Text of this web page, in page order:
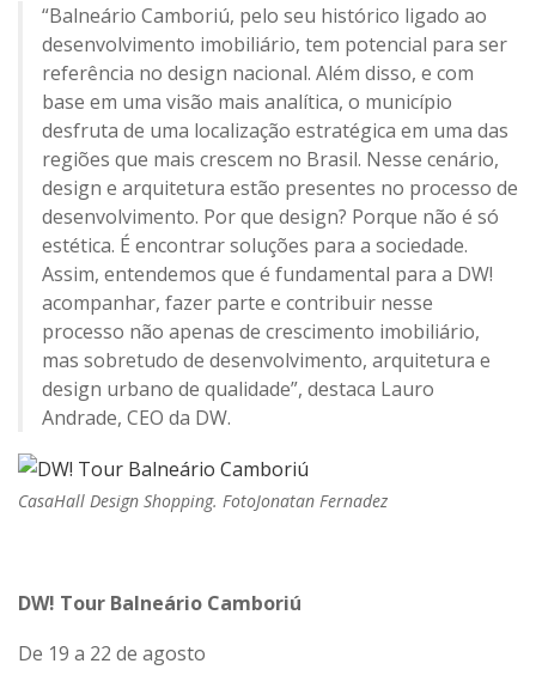
“Balneário Camboriú, pelo seu histórico ligado ao
desenvolvimento imobiliário, tem potencial para ser
referência no design nacional. Além disso, e com
base em uma visão mais analítica, o município
desfruta de uma localização estratégica em uma das
regiões que mais crescem no Brasil. Nesse cenário,
design e arquitetura estão presentes no processo de
desenvolvimento. Por que design? Porque não é só
estética. É encontrar soluções para a sociedade.
Assim, entendemos que é fundamental para a DW!
acompanhar, fazer parte e contribuir nesse
processo não apenas de crescimento imobiliário,
mas sobretudo de desenvolvimento, arquitetura e
design urbano de qualidade”, destaca Lauro
Andrade, CEO da DW.
CasaHall Design Shopping. FotoJonatan Fernadez
DW! Tour Balneário Camboriú
De 19 a 22 de agosto